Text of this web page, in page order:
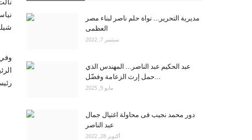
مديرية التحرير... نواة حلم ناصر لبناء مصر
العظمى
سبتمبر 7, 2022
عبد الحكيم عبد الناصر... المهندس الذي
حمل إرث الزعامة وفضّل...
مايو 9, 2025
دور محمد نجيب فى محاولة اغتيال جمال
عبد الناصر
أكتوبر 28, 2022